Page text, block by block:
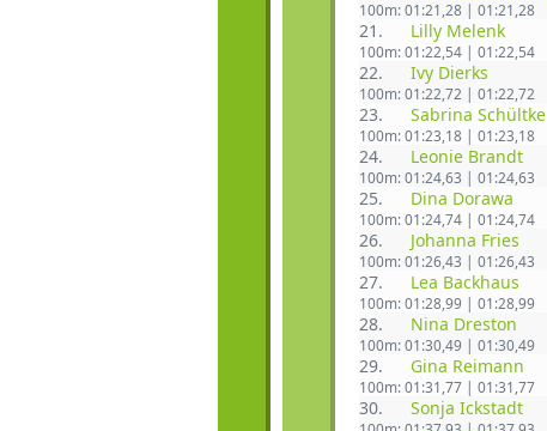
100m: 01:21,28 | 01:21,28
21. Lilly Melenk
100m: 01:22,54 | 01:22,54
22. Ivy Dierks
100m: 01:22,72 | 01:22,72
23. Sabrina Schültke
100m: 01:23,18 | 01:23,18
24. Leonie Brandt
100m: 01:24,63 | 01:24,63
25. Dina Dorawa
100m: 01:24,74 | 01:24,74
26. Johanna Fries
100m: 01:26,43 | 01:26,43
27. Lea Backhaus
100m: 01:28,99 | 01:28,99
28. Nina Dreston
100m: 01:30,49 | 01:30,49
29. Gina Reimann
100m: 01:31,77 | 01:31,77
30. Sonja Ickstadt